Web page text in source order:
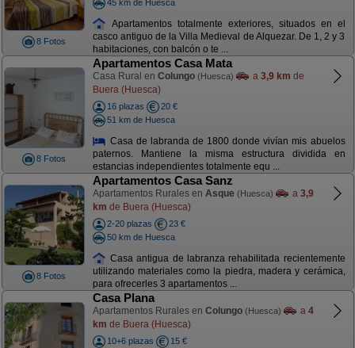
8 Fotos
45 km de Huesca
Apartamentos totalmente exteriores, situados en el
casco antiguo de la Villa Medieval de Alquezar. De 1, 2 y 3
habitaciones, con balcón o te ...
8 Fotos
Apartamentos Casa Mata
Casa Rural en Colungo (Huesca) a 3,9 km de
Buera (Huesca)
16 plazas
20 €
51 km de Huesca
Casa de labranda de 1800 donde vivían mis abuelos
paternos. Mantiene la misma estructura dividida en
estancias independientes totalmente equ ...
8 Fotos
Apartamentos Casa Sanz
Apartamentos Rurales en Asque (Huesca) a 3,9
km de Buera (Huesca)
2-20 plazas
23 €
50 km de Huesca
Casa antigua de labranza rehabilitada recientemente
utilizando materiales como la piedra, madera y cerámica,
para ofrecerles 3 apartamentos ...
Casa Plana
Apartamentos Rurales en Colungo (Huesca) a 4
km de Buera (Huesca)
10+6 plazas
15 €